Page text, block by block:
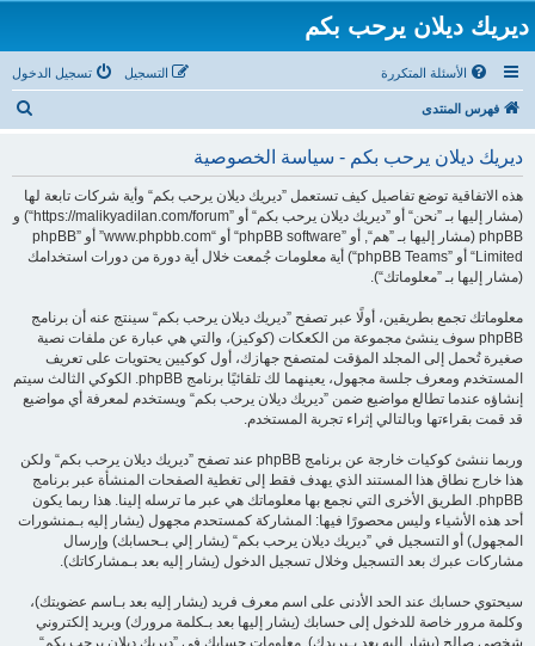
ديريك ديلان يرحب بكم
الأسئلة المتكررة تسجيل الدخول التسجيل
فهرس المنتدى
ديريك ديلان يرحب بكم - سياسة الخصوصية
هذه الاتفاقية توضع تفاصيل كيف تستعمل ”ديريك ديلان يرحب بكم“ وأية شركات تابعة لها
(مشار إليها بـ ”نحن“ أو ”ديريك ديلان يرحب بكم“ أو ”https://malikyadilan.com/forum“) و
phpBB (مشار إليها بـ ”هم“, أو ”phpBB software“ أو “www.phpbb.com” أو ”phpBB
Limited“ أو ”phpBB Teams“) أية معلومات جُمعت خلال أية دورة من دورات استخدامك
(مشار إليها بـ ”معلوماتك“).
معلوماتك تجمع بطريقين، أولًا عبر تصفح ”ديريك ديلان يرحب بكم“ سينتج عنه أن برنامج
phpBB سوف ينشئ مجموعة من الكعكات (كوكيز)، والتي هي عبارة عن ملفات نصية
صغيرة تُحمل إلى المجلد المؤقت لمتصفح جهازك، أول كوكيين يحتويات على تعريف
المستخدم ومعرف جلسة مجهول، يعينهما لك تلقائيًا برنامج phpBB. الكوكي الثالث سيتم
إنشاؤه عندما تطالع مواضيع ضمن ”ديريك ديلان يرحب بكم“ ويستخدم لمعرفة أي مواضيع
قد قمت بقراءتها وبالتالي إثراء تجربة المستخدم.
وربما ننشئ كوكيات خارجة عن برنامج phpBB عند تصفح ”ديريك ديلان يرحب بكم“ ولكن
هذا خارج نطاق هذا المستند الذي يهدف فقط إلى تغطية الصفحات المنشأة عبر برنامج
phpBB. الطريق الأخرى التي نجمع بها معلوماتك هي عبر ما ترسله إلينا. هذا ربما يكون
أحد هذه الأشياء وليس محصورًا فيها: المشاركة كمستحدم مجهول (يشار إليه بـمنشورات
المجهول) أو التسجيل في ”ديريك ديلان يرحب بكم“ (يشار إلي بـحسابك) وإرسال
مشاركات عبرك بعد التسجيل وخلال تسجيل الدخول (يشار إليه بعد بـمشاركاتك).
سيحتوي حسابك عند الحد الأدنى على اسم معرف فريد (يشار إليه بعد بـاسم عضويتك)،
وكلمة مرور خاصة للدخول إلى حسابك (يشار إليها بعد بـكلمة مرورك) وبريد إلكتروني
شخصي صالح (يشار إليه بعد بـبريدك). معلومات حسابك في ”ديريك ديلان يرحب بكم“